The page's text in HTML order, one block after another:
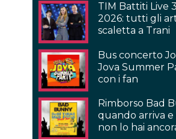
TIM Battiti Live
2026: tutti gli
scaletta a Trani
Bus concerto
Jova Summer
con i fan
Rimborso Bad
quando arriva e
non lo hai